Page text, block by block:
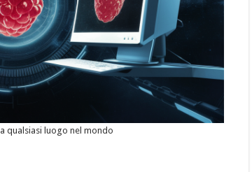
qualsiasi luogo nel mondo